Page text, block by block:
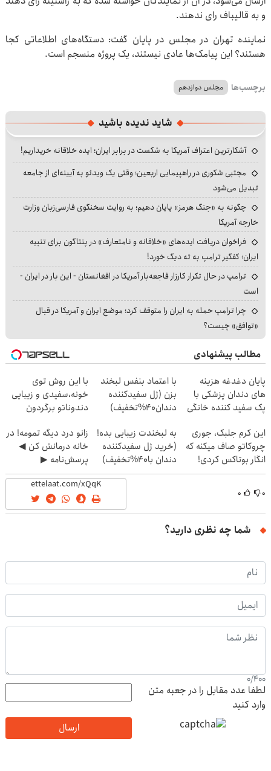
و به قالیباف رای ندهند.
نماینده تهران در مجلس در پایان گفت: دستگاه‌های اطلاعاتی کجا
هستند؟ این پیامک‌ها عادی نیستند، یک پروژه منسجم است.
برچسب‌ها مجلس دوازدهم
شاید ندیده باشید
آشکارترین اعتراف آمریکا به شکست در برابر ایران؛ ایده خلاقانه خریداریم!
مجتبی شکوری در راهپیمایی اربعین؛ وقتی یک ویدئو به آیینه‌ای از جامعه
تبدیل می‌شود
چگونه به «جنگ هرمز» پایان دهیم؛ به روایت سخنگوی فارسی‌زبان وزارت
خارجه آمریکا
فراخوان دریافت ایده‌های «خلاقانه و نامتعارف» در پنتاگون برای تنبیه
ایران؛ کفگیر ترامپ به ته دیگ خورد!
ترامپ در حال تکرار کارزار فاجعه‌بار آمریکا در افغانستان - این بار در ایران -
است
چرا ترامپ حمله به ایران را متوقف کرد؛ موضع ایران و آمریکا در قبال
«توافق» چیست؟
مطالب پیشنهادی
پایان دغدغه هزینه
های دندان پزشکی با
پک سفید کننده خانگی
با اعتماد بنفس لبخند
بزن (ژل سفیدکننده
دندان40%تخفیف)
با این روش توی
خونه،سفیدی و زیبایی
دندوناتو برگردون
این کرم جلبک، جوری
چروکاتو صاف میکنه که
انگار بوتاکس کردی!
(تخفیف ویژه)
به لبخندت زیبایی بده!
(خرید ژل سفیدکننده
دندان با40%تخفیف)
زانو درد دیگه تمومه! در
خانه درمانش کن ◀
پرسش‌نامه ▶
۰ ۰
شما چه نظری دارید؟
0/400
لطفا عدد مقابل را در جعبه متن
وارد کنید
ارسال